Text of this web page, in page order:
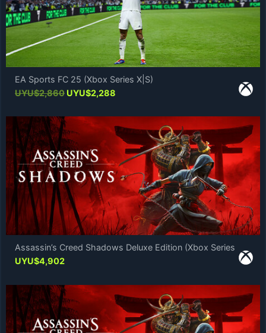
EA Sports FC 25 (Xbox Series X|S)
UYU$2,860 Original
was:
UYU$2,860.
UYU$2,288
is:
UYU$2,288.
Assassin’s Creed Shadows Deluxe Edition (Xbox Series
X|S)
UYU$4,902